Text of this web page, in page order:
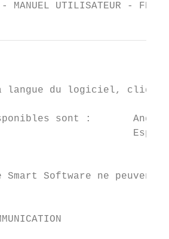
- MANUEL
langue du logiciel,
sont :
Smart Software ne